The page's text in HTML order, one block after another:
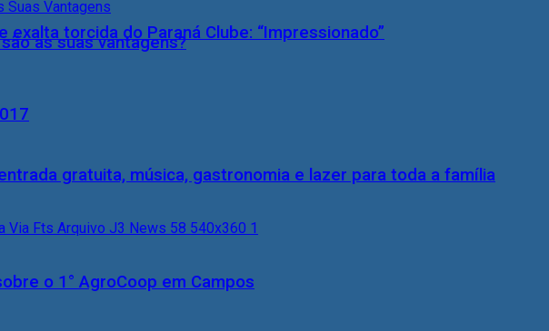
torcida do Paraná Clube: “Impressionado”
gratuita, música, gastronomia e lazer para toda a família
o 1° AgroCoop em Campos
as suas vantagens?